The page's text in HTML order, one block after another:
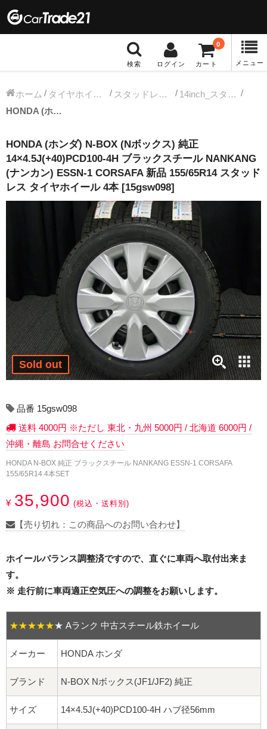
検索 ログイン カート
0
メニュー
冬タイヤホイール
13インチ：冬タイヤホイール
14インチ：冬タイヤホイール
15インチ：冬タイヤホイール
16インチ：冬タイヤホイール
17インチ：冬タイヤホイール
18インチ：冬タイヤホイール
19インチ：冬タイヤホイール
20インチ：冬タイヤホイール
13インチ：夏タイヤホイール
14インチ：夏タイヤホイール
15インチ：夏タイヤホイール
17インチ：夏タイヤホイール
18インチ：夏タイヤホイール
19インチ：夏タイヤホイール
20インチ：夏タイヤホイール
ホイールナット
平面座ナット
ホーム タイヤホイールセット スタッドレス中古タイヤホイール
14inch_スタッドレス中古タイヤホイール
HONDA (ホンダ) N-BOX (Nボックス) 純正 14×4.5J(+40)PCD100-4H ブラックスチール NANKANG (ナンカン) ESSN-1 CORSAFA 新品 155/65R14 スタッドレス タイヤホイール 4本 [15gsw098]
HONDA (ホンダ) N-BOX (Nボックス) 純正
14×4.5J(+40)PCD100-4H ブラックスチール NANKANG
(ナンカン) ESSN-1 CORSAFA 新品 155/65R14 スタッド
レス タイヤホイール 4本 [15gsw098]
Sold out
品番 15gsw098
送料 4000円 ※ただし 東北・九州 5000円 / 北海道 6000円 /
沖縄・離島 お問合せください
HONDA N-BOX 純正 ブラックスチール NANKANG ESSN-1 CORSAFA
155/65R14 4本SET
¥ 35,900 (税込・送料別)
【売り切れ：この商品へのお問い合わせ】
ホイールバランス調整済ですので、直ぐに車両へ取付出来ま
す。
※ 走行前に車両適正空気圧への調整をお願いします。
★★★★★★ Aランク 中古スチール鉄ホイール
メーカー HONDA ホンダ
ブランド N-BOX Nボックス(JF1/JF2) 純正
サイズ 14×4.5J(+40)PCD100-4H ハブ径56mm